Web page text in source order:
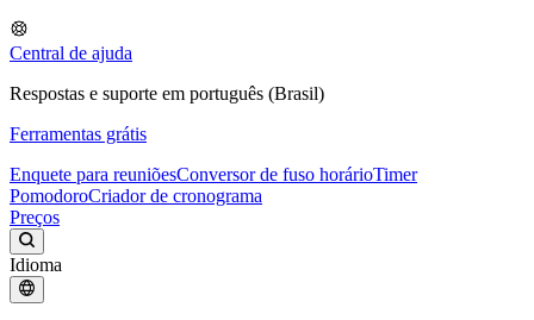
Central de ajuda
Respostas e suporte em português (Brasil)
Ferramentas grátis
Enquete para reuniõesConversor de fuso horárioTimer
PomodoroCriador de cronograma
Preços
Idioma